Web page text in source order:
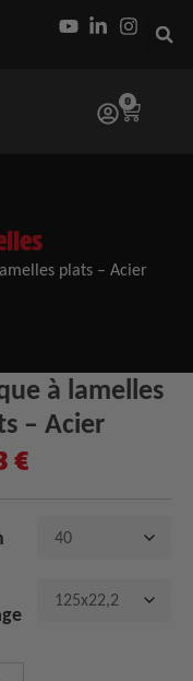
0
plats – Acier
à lamelles
– Acier
€